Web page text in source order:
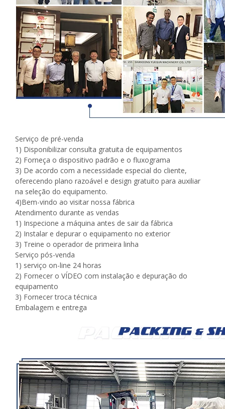
Serviço de pré-venda
1) Disponibilizar consulta gratuita de equipamentos
2) Forneça o dispositivo padrão e o fluxograma
3) De acordo com a necessidade especial do cliente,
oferecendo plano razoável e design gratuito para auxiliar
na seleção do equipamento.
4)Bem-vindo ao visitar nossa fábrica
Atendimento durante as vendas
1) Inspecione a máquina antes de sair da fábrica
2) Instalar e depurar o equipamento no exterior
3) Treine o operador de primeira linha
Serviço pós-venda
1) serviço on-line 24 horas
2) Fornecer o VÍDEO com instalação e depuração do
equipamento
3) Fornecer troca técnica
Embalagem e entrega